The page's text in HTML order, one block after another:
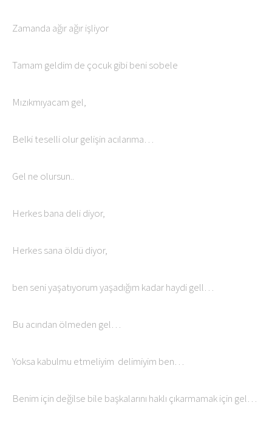
Zamanda ağır ağır işliyor
Tamam geldim de çocuk gibi beni sobele
Mızıkmıyacam gel,
Belki teselli olur gelişin acılarıma…
Gel ne olursun..
Herkes bana deli diyor,
Herkes sana öldü diyor,
ben seni yaşatıyorum yaşadığım kadar haydi gell…
Bu acından ölmeden gel…
Yoksa kabulmu etmeliyim delimiyim ben…
Benim için değilse bile başkalarını haklı çıkarmamak için gel…